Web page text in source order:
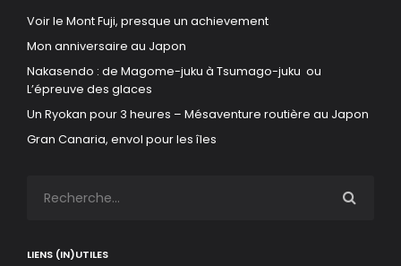
Voir le Mont Fuji, presque un achievement
Mon anniversaire au Japon
Nakasendo : de Magome-juku à Tsumago-juku ou
L’épreuve des glaces
Un Ryokan pour 3 heures – Mésaventure routière au Japon
Gran Canaria, envol pour les îles
LIENS (IN)UTILES